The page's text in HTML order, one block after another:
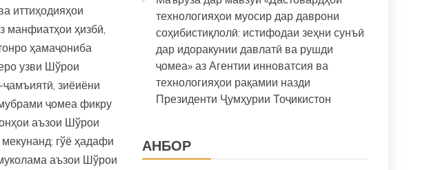
иттиҳодияҳои
ҳизбӣ,
ҳамаҷониба
узви Шўрои
зиёиёни
ҷомеа фикру
аъзои Шўрои
гўё ҳадафи
аъзои Шўрои
технологияҳои муосир дар даврони
соҳибистиқлолӣ: истифодаи зеҳни сунъӣ
дар идоракунии давлатӣ ва рушди
ҷомеа» аз Агентии инноватсия ва
технологияҳои рақамии назди
Президенти Ҷумҳурии Тоҷикистон
АНБОР